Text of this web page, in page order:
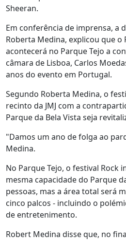
Sheeran.
Em conferência de imprensa, a
Roberta Medina, explicou que o
acontecerá no Parque Tejo a
câmara de Lisboa, Carlos
anos do evento em Portugal.
Segundo Roberta Medina, o
recinto da JMJ com a
Parque da Bela Vista seja
"Damos um ano de folga ao
Medina.
No Parque Tejo, o festival Rock
mesma capacidade do Parque
pessoas, mas a área total será
cinco palcos - incluindo o
de entretenimento.
Robert Medina disse que, no